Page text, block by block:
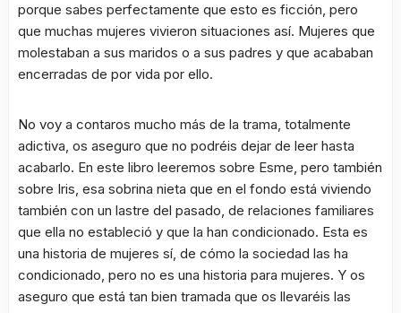
porque sabes perfectamente que esto es ficción, pero
que muchas mujeres vivieron situaciones así. Mujeres que
molestaban a sus maridos o a sus padres y que acababan
encerradas de por vida por ello.
No voy a contaros mucho más de la trama, totalmente
adictiva, os aseguro que no podréis dejar de leer hasta
acabarlo. En este libro leeremos sobre Esme, pero también
sobre Iris, esa sobrina nieta que en el fondo está viviendo
también con un lastre del pasado, de relaciones familiares
que ella no estableció y que la han condicionado. Esta es
una historia de mujeres sí, de cómo la sociedad las ha
condicionado, pero no es una historia para mujeres. Y os
aseguro que está tan bien tramada que os llevaréis las